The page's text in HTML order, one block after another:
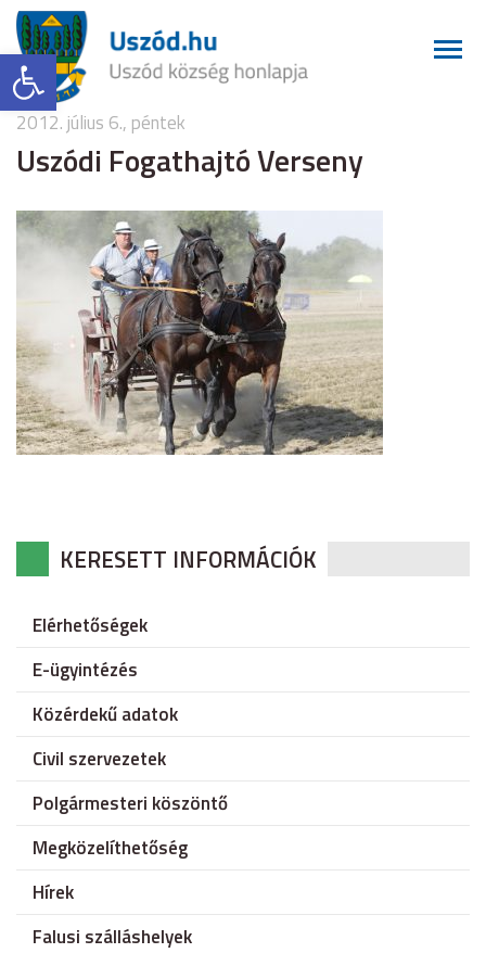
Eszköztár megnyitása
2012. július 6., péntek
Uszódi Fogathajtó Verseny
KERESETT INFORMÁCIÓK
Elérhetőségek
E-ügyintézés
Közérdekű adatok
Civil szervezetek
Polgármesteri köszöntő
Megközelíthetőség
Hírek
Falusi szálláshelyek